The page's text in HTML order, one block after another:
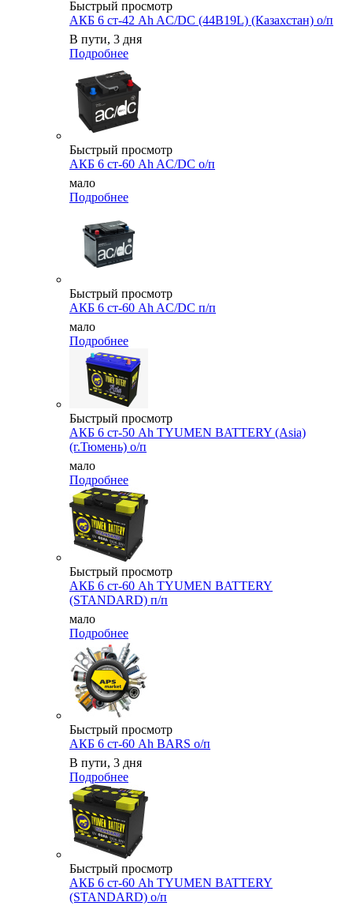
Быстрый просмотр
АКБ 6 ст-42 Ah AC/DC (44B19L) (Казахстан) о/п
В пути, 3 дня
Подробнее
Быстрый просмотр
АКБ 6 ст-60 Ah AC/DC о/п
мало
Подробнее
Быстрый просмотр
АКБ 6 ст-60 Ah AC/DC п/п
мало
Подробнее
Быстрый просмотр
АКБ 6 ст-50 Аh TYUMEN BATTERY (Asia)
(г.Тюмень) о/п
мало
Подробнее
Быстрый просмотр
АКБ 6 ст-60 Ah TYUMEN BATTERY
(STANDARD) п/п
мало
Подробнее
Быстрый просмотр
АКБ 6 ст-60 Ah BARS о/п
В пути, 3 дня
Подробнее
Быстрый просмотр
АКБ 6 ст-60 Ah TYUMEN BATTERY
(STANDARD) о/п